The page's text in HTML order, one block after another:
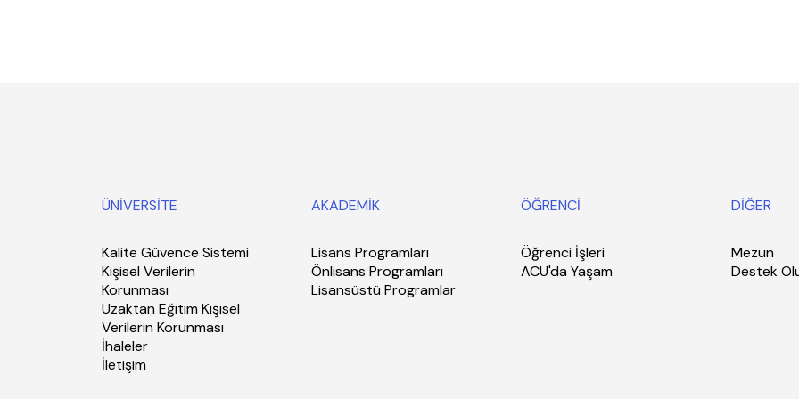
ÜNİVERSİTE
Kalite Güvence Sistemi
Kişisel Verilerin
Korunması
Uzaktan Eğitim Kişisel
Verilerin Korunması
İhaleler
İletişim
AKADEMİK
Lisans Programları
Önlisans Programları
Lisansüstü Programlar
ÖĞRENCİ
Öğrenci İşleri
ACU'da Yaşam
DİĞER
Mezun
Destek